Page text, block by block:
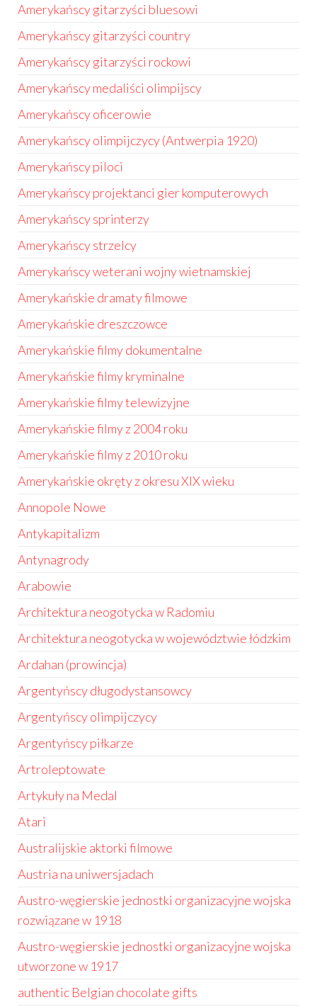
Amerykańscy gitarzyści bluesowi
Amerykańscy gitarzyści country
Amerykańscy gitarzyści rockowi
Amerykańscy medaliści olimpijscy
Amerykańscy oficerowie
Amerykańscy olimpijczycy (Antwerpia 1920)
Amerykańscy piloci
Amerykańscy projektanci gier komputerowych
Amerykańscy sprinterzy
Amerykańscy strzelcy
Amerykańscy weterani wojny wietnamskiej
Amerykańskie dramaty filmowe
Amerykańskie dreszczowce
Amerykańskie filmy dokumentalne
Amerykańskie filmy kryminalne
Amerykańskie filmy telewizyjne
Amerykańskie filmy z 2004 roku
Amerykańskie filmy z 2010 roku
Amerykańskie okręty z okresu XIX wieku
Annopole Nowe
Antykapitalizm
Antynagrody
Arabowie
Architektura neogotycka w Radomiu
Architektura neogotycka w województwie łódzkim
Ardahan (prowincja)
Argentyńscy długodystansowcy
Argentyńscy olimpijczycy
Argentyńscy piłkarze
Artroleptowate
Artykuły na Medal
Atari
Australijskie aktorki filmowe
Austria na uniwersjadach
Austro-węgierskie jednostki organizacyjne wojska
rozwiązane w 1918
Austro-węgierskie jednostki organizacyjne wojska
utworzone w 1917
authentic Belgian chocolate gifts